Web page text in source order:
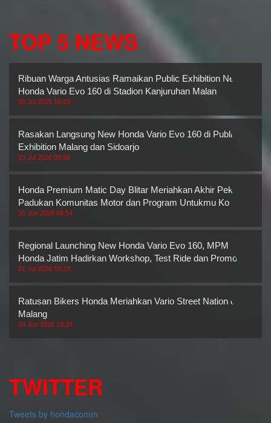
TOP 5 NEWS
Ribuan Warga Antusias Ramaikan Public Exhibition New
Honda Vario Evo 160 di Stadion Kanjuruhan Malan
26 Jul 2026 16:03
Rasakan Langsung New Honda Vario Evo 160 di Public
Exhibition Malang dan Sidoarjo
23 Jul 2026 09:50
Honda Premium Matic Day Blitar Meriahkan Akhir Pekan,
Padukan Komunitas Motor dan Program Untukmu Ko
15 Jun 2026 08:54
Regional Launching New Honda Vario Evo 160, MPM
Honda Jatim Hadirkan Workshop, Test Ride dan Promo M
01 Jul 2026 10:23
Ratusan Bikers Honda Meriahkan Vario Street Nation di
Malang
14 Jun 2026 13:24
TWITTER
Tweets by hondacomm